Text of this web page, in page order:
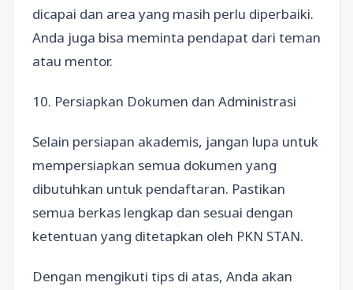
dicapai dan area yang masih perlu diperbaiki.
Anda juga bisa meminta pendapat dari teman
atau mentor.
10. Persiapkan Dokumen dan Administrasi
Selain persiapan akademis, jangan lupa untuk
mempersiapkan semua dokumen yang
dibutuhkan untuk pendaftaran. Pastikan
semua berkas lengkap dan sesuai dengan
ketentuan yang ditetapkan oleh PKN STAN.
Dengan mengikuti tips di atas, Anda akan